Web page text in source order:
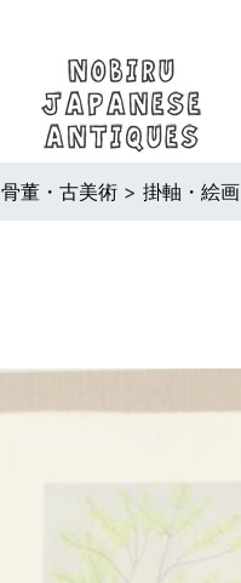
骨董・古美術 > 掛軸・絵